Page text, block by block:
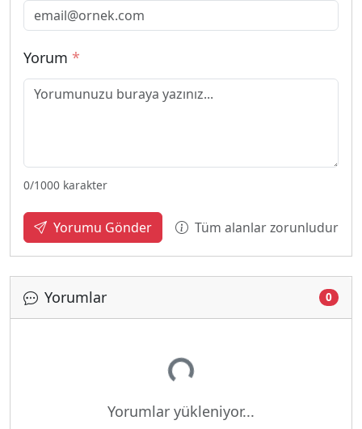
Yorum *
0/1000 karakter
Yorumu Gönder Tüm alanlar zorunludur
Yorumlar 0
Yükleniyor...
Yorumlar yükleniyor...